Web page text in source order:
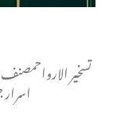
تسخير الارواحمصنف